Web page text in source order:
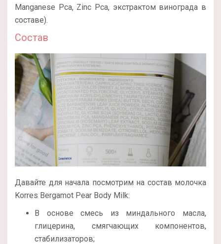
Manganese Pca, Zinc Pca, экстрактом винограда в
составе).
Состав
Давайте для начала посмотрим на состав молочка
Korres Bergamot Pear Body Milk:
В основе смесь из миндального масла,
глицерина, смягчающих компонентов,
стабилизаторов;